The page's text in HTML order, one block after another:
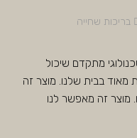
בריכות שחייה
מתקדם שיכול
בבית שלנו. מוצר זה
מוצר זה מאפשר לנו